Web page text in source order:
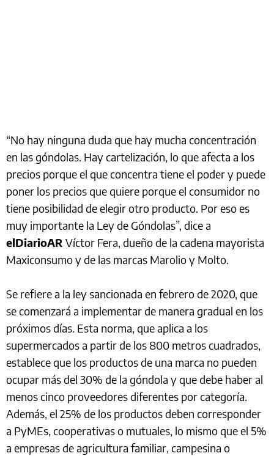
“No hay ninguna duda que hay mucha concentración
en las góndolas. Hay cartelización, lo que afecta a los
precios porque el que concentra tiene el poder y puede
poner los precios que quiere porque el consumidor no
tiene posibilidad de elegir otro producto. Por eso es
muy importante la Ley de Góndolas”, dice a
elDiarioAR Víctor Fera, dueño de la cadena mayorista
Maxiconsumo y de las marcas Marolio y Molto.
Se refiere a la ley sancionada en febrero de 2020, que
se comenzará a implementar de manera gradual en los
próximos días. Esta norma, que aplica a los
supermercados a partir de los 800 metros cuadrados,
establece que los productos de una marca no pueden
ocupar más del 30% de la góndola y que debe haber al
menos cinco proveedores diferentes por categoría.
Además, el 25% de los productos deben corresponder
a PyMEs, cooperativas o mutuales, lo mismo que el 5%
a empresas de agricultura familiar, campesina o